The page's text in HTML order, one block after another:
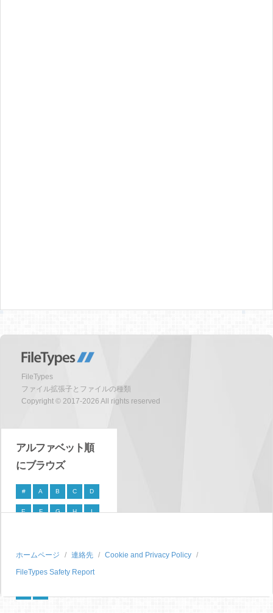
FileTypes
ファイル拡張子とファイルの種類
Copyright © 2017-2026 All rights reserved
アルファベット順
にブラウズ
# A B C D
E F G H I
P Q R S
T U V W X
ホームページ 連絡先
Cookie and Privacy Policy
FileTypes Safety Report